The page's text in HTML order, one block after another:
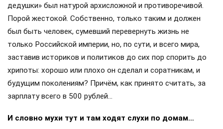
дедушки» был натурой архисложной и противоречивой.
Порой жестокой. Собственно, только таким и должен
был быть человек, сумевший перевернуть жизнь не
только Российской империи, но, по сути, и всего мира,
заставив историков и политиков до сих пор спорить до
хрипоты: хорошо или плохо он сделал и соратникам, и
будущим поколениям? Причём, как принято считать, за
зарплату всего в 500 рублей…
И словно мухи тут и там ходят слухи по домам…